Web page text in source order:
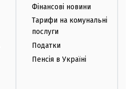
Фінансові новини
Тарифи на комунальні
послуги
Податки
Пенсія в Україні